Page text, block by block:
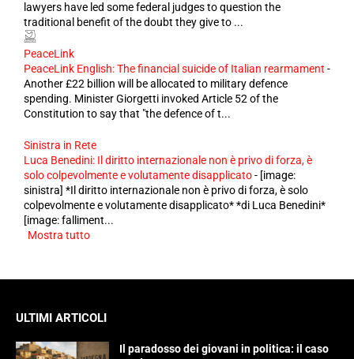
lawyers have led some federal judges to question the
traditional benefit of the doubt they give to ...
PeaceLink
PeaceLink English: The financial suicide of Italian rearmament -
Another £22 billion will be allocated to military defence
spending. Minister Giorgetti invoked Article 52 of the
Constitution to say that "the defence of t...
Sinistra in Rete
Luca Benedini: Il diritto internazionale non è privo di forza, è
solo colpevolmente e volutamente disapplicato- [image:
sinistra] *Il diritto internazionale non è privo di forza, è solo
colpevolmente e volutamente disapplicato* *di Luca Benedini*
[image: falliment...
Mostra tutto
ULTIMI ARTICOLI
Il paradosso dei giovani in politica: il caso